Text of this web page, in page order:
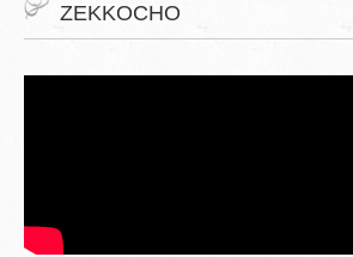
ZEKKOCHO